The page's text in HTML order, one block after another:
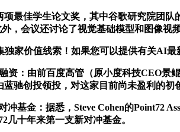
佳学生论文奖，其中谷歌研究院团队
，会议还讨论了视觉基础模型和图像视
价值线索！如果您可以提供有关AI最
：由前百度高管（原小度科技CEO景
驰创投领投，对这家目前尚未盈利的初
金：据悉，Steve Cohen的Point72
几十年来第一支新对冲基金。